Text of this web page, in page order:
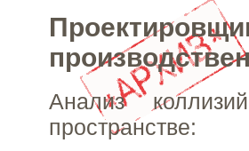
Анализ
пространстве: